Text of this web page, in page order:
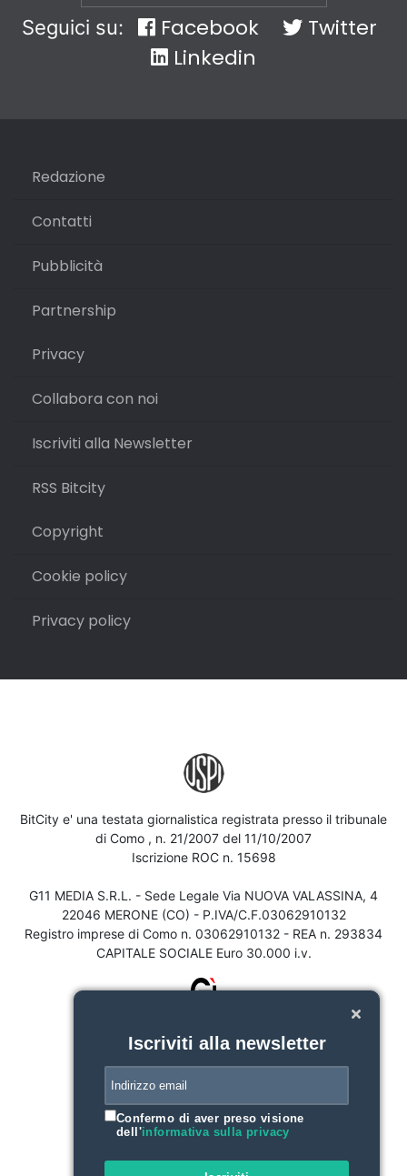
Seguici su: Facebook
Twitter
Linkedin
Redazione
Contatti
Pubblicità
Partnership
Privacy
Collabora con noi
Iscriviti alla Newsletter
RSS Bitcity
Copyright
Cookie policy
Privacy policy
BitCity e' una testata giornalistica registrata presso il tribunale
di Como , n. 21/2007 del 11/10/2007
Iscrizione ROC n. 15698
G11 MEDIA S.R.L. - Sede Legale Via NUOVA VALASSINA, 4
22046 MERONE (CO) - P.IVA/C.F.03062910132
Registro imprese di Como n. 03062910132 - REA n. 293834
CAPITALE SOCIALE Euro 30.000 i.v.
Iscriviti alla newsletter
Confermo di aver preso visione
dell'informativa sulla privacy